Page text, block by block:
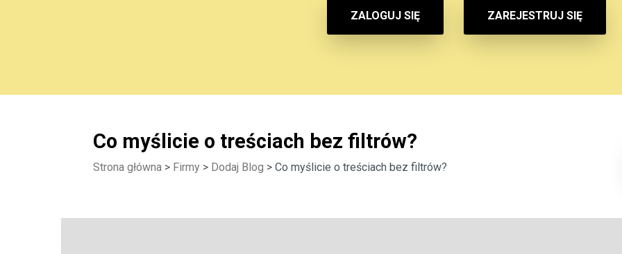
ZALOGUJ SIĘ ZAREJESTRUJ SIĘ
Co myślicie o treściach bez filtrów?
Strona główna > Firmy > Dodaj Blog > Co myślicie o treściach bez filtrów?